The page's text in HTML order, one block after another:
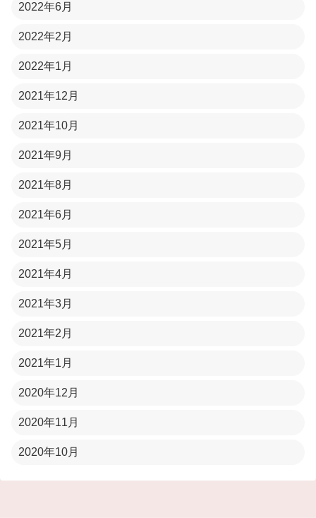
2022年6月
2022年2月
2022年1月
2021年12月
2021年10月
2021年9月
2021年8月
2021年6月
2021年5月
2021年4月
2021年3月
2021年2月
2021年1月
2020年12月
2020年11月
2020年10月